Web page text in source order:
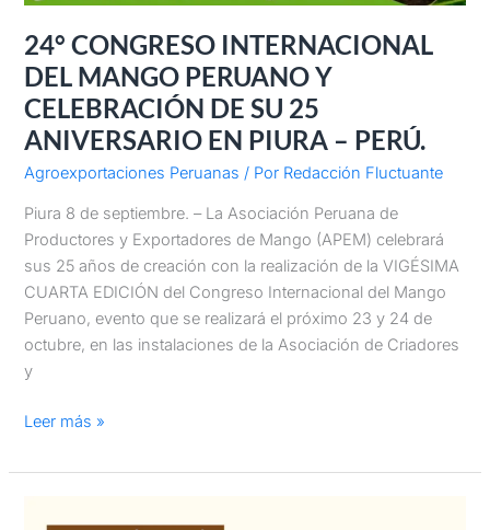
24° CONGRESO INTERNACIONAL
DEL MANGO PERUANO Y
CELEBRACIÓN DE SU 25
ANIVERSARIO EN PIURA – PERÚ.
Agroexportaciones Peruanas / Por Redacción Fluctuante
Piura 8 de septiembre. – La Asociación Peruana de
Productores y Exportadores de Mango (APEM) celebrará
sus 25 años de creación con la realización de la VIGÉSIMA
CUARTA EDICIÓN del Congreso Internacional del Mango
Peruano, evento que se realizará el próximo 23 y 24 de
octubre, en las instalaciones de la Asociación de Criadores
y
PERÚ.
Leer más »